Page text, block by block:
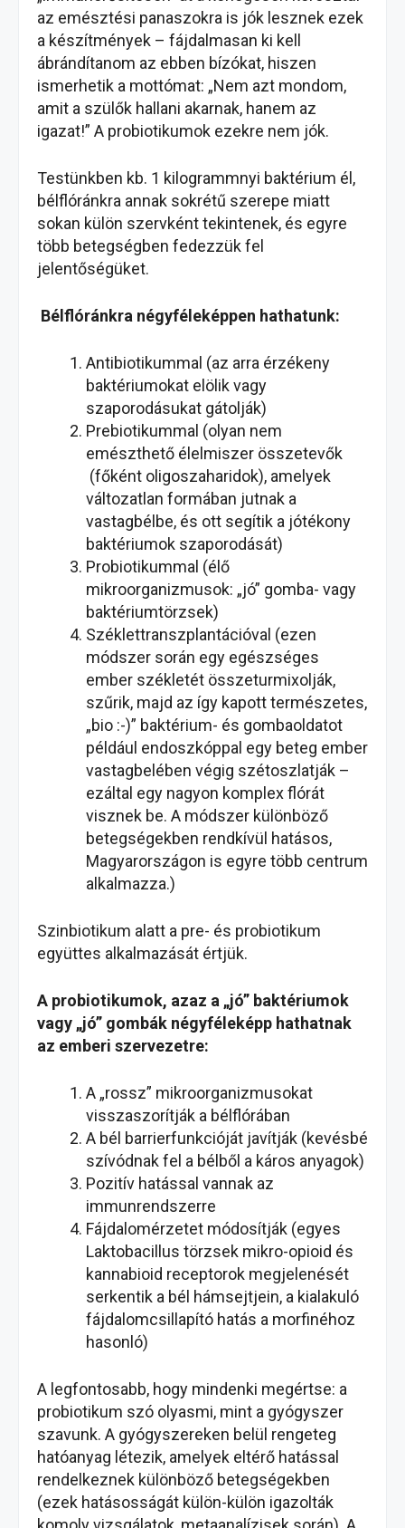
az emésztési panaszokra is jók lesznek ezek
a készítmények – fájdalmasan ki kell
ábrándítanom az ebben bízókat, hiszen
ismerhetik a mottómat: „Nem azt mondom,
amit a szülők hallani akarnak, hanem az
igazat!” A probiotikumok ezekre nem jók.
Testünkben kb. 1 kilogrammnyi baktérium él,
bélflóránkra annak sokrétű szerepe miatt
sokan külön szervként tekintenek, és egyre
több betegségben fedezzük fel
jelentőségüket.
Bélflóránkra négyféleképpen hathatunk:
Antibiotikummal (az arra érzékeny
baktériumokat elölik vagy
szaporodásukat gátolják)
Prebiotikummal (olyan nem
emészthető élelmiszer összetevők
(főként oligoszaharidok), amelyek
változatlan formában jutnak a
vastagbélbe, és ott segítik a jótékony
baktériumok szaporodását)
Probiotikummal (élő
mikroorganizmusok: „jó” gomba- vagy
baktériumtörzsek)
Széklettranszplantációval (ezen
módszer során egy egészséges
ember székletét összeturmixolják,
szűrik, majd az így kapott természetes,
„bio :-)” baktérium- és gombaoldatot
például endoszkóppal egy beteg ember
vastagbelében végig szétoszlatják –
ezáltal egy nagyon komplex flórát
visznek be. A módszer különböző
betegségekben rendkívül hatásos,
Magyarországon is egyre több centrum
alkalmazza.)
Szinbiotikum alatt a pre- és probiotikum
együttes alkalmazását értjük.
A probiotikumok, azaz a „jó” baktériumok
vagy „jó” gombák négyféleképp hathatnak
az emberi szervezetre:
A „rossz” mikroorganizmusokat
visszaszorítják a bélflórában
A bél barrierfunkcióját javítják (kevésbé
szívódnak fel a bélből a káros anyagok)
Pozitív hatással vannak az
immunrendszerre
Fájdalomérzetet módosítják (egyes
Laktobacillus törzsek mikro-opioid és
kannabioid receptorok megjelenését
serkentik a bél hámsejtjein, a kialakuló
fájdalomcsillapító hatás a morfinéhoz
hasonló)
A legfontosabb, hogy mindenki megértse: a
probiotikum szó olyasmi, mint a gyógyszer
szavunk. A gyógyszereken belül rengeteg
hatóanyag létezik, amelyek eltérő hatással
rendelkeznek különböző betegségekben
(ezek hatásosságát külön-külön igazolták